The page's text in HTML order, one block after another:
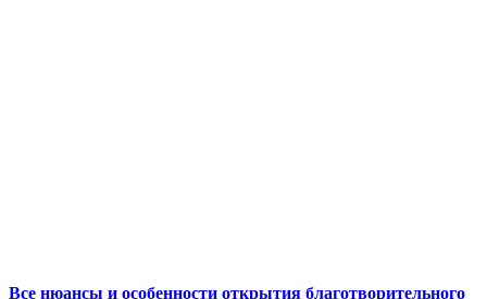
Все нюансы и особенности открытия благотворительного